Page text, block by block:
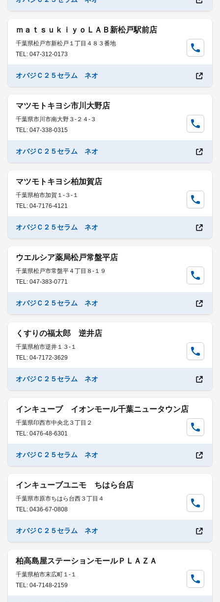
ｍａｔｓｕｋｉｙｏＬＡＢ新松戸駅前店
千葉県松戸市新松戸１丁目４８３番地
TEL: 047-312-0173
オバジＣ２５セラム ネオ
マツモトキヨシ市川大野店
千葉県市川市南大野３-２４-３
TEL: 047-338-0315
オバジＣ２５セラム ネオ
マツモトキヨシ柏加賀店
千葉県柏市加賀１-３-１
TEL: 04-7176-4121
オバジＣ２５セラム ネオ
ウエルシア薬局松戸常盤平店
千葉県松戸市常盤平４丁目８-１９
TEL: 047-383-0771
オバジＣ２５セラム ネオ
くすりの福太郎 逆井店
千葉県柏市逆井１３-１
TEL: 04-7172-3629
オバジＣ２５セラム ネオ
インキューブ イオンモール千葉ニュータウン店
千葉県印西市中央北３丁目２
TEL: 0476-48-6301
オバジＣ２５セラム ネオ
インキューブユニモ ちはら台店
千葉県市原市ちはら台西３丁目４
TEL: 0436-67-0808
オバジＣ２５セラム ネオ
柏高島屋ステーションモールＰＬＡＺＡ
千葉県柏市末広町１-１
TEL: 04-7148-2159